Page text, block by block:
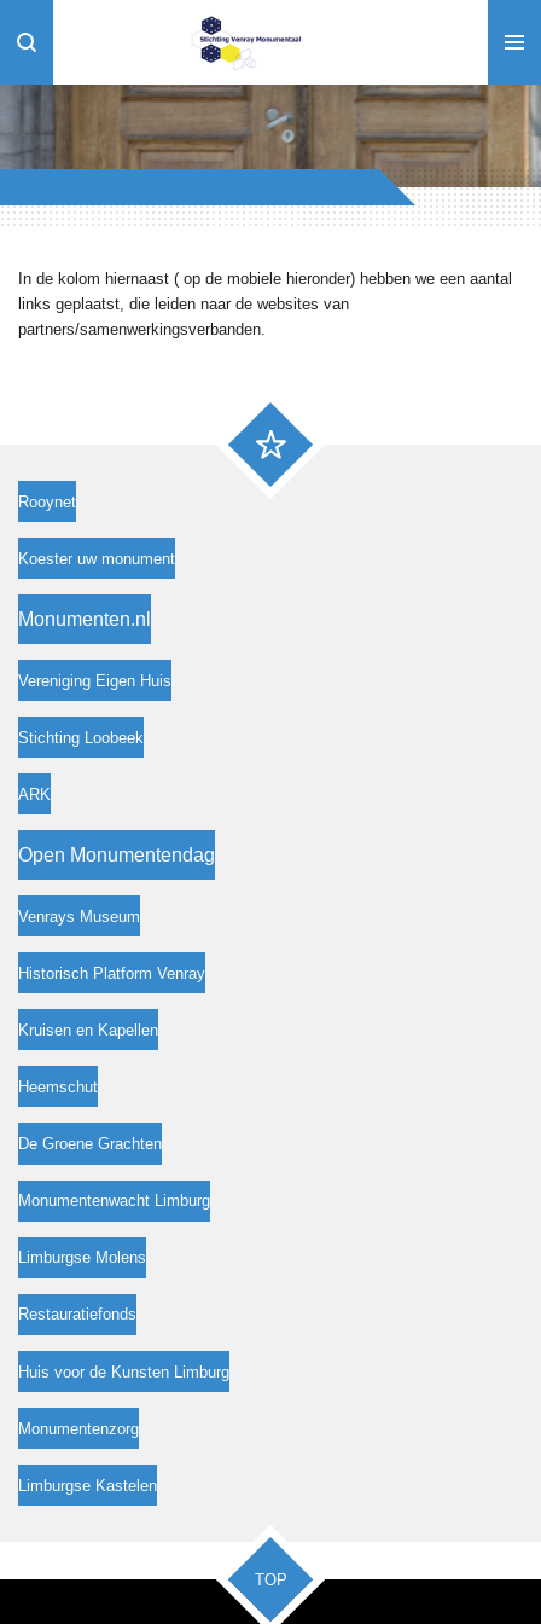
direct
In de kolom hiernaast ( op de mobiele hieronder) hebben we een aantal
links geplaatst, die leiden naar de websites van
partners/samenwerkingsverbanden.
Rooynet
Koester uw monument
Monumenten.nl
Vereniging Eigen Huis
Stichting Loobeek
ARK
Open Monumentendag
Venrays Museum
Historisch Platform Venray
Kruisen en Kapellen
Heemschut
De Groene Grachten
Monumentenwacht Limburg
Limburgse Molens
Restauratiefonds
Huis voor de Kunsten Limburg
Monumentenzorg
Limburgse Kastelen
TOP